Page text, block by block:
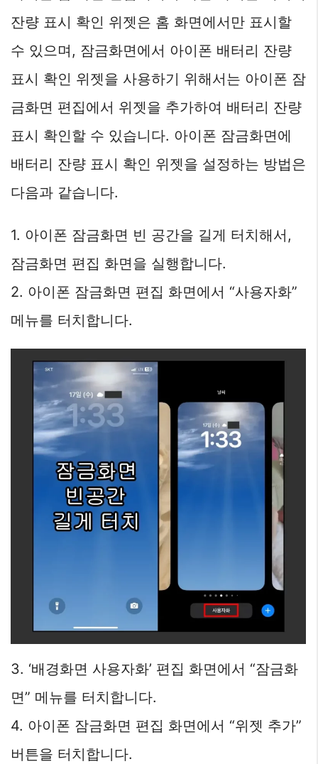
잔량 표시 확인 위젯은 홈 화면에서만 표시할
수 있으며, 잠금화면에서 아이폰 배터리 잔량
표시 확인 위젯을 사용하기 위해서는 아이폰 잠
금화면 편집에서 위젯을 추가하여 배터리 잔량
표시 확인할 수 있습니다. 아이폰 잠금화면에
배터리 잔량 표시 확인 위젯을 설정하는 방법은
다음과 같습니다.
1. 아이폰 잠금화면 빈 공간을 길게 터치해서,
잠금화면 편집 화면을 실행합니다.
2. 아이폰 잠금화면 편집 화면에서 “사용자화”
메뉴를 터치합니다.
3. ‘배경화면 사용자화’ 편집 화면에서 “잠금화
면” 메뉴를 터치합니다.
4. 아이폰 잠금화면 편집 화면에서 “위젯 추가”
버튼을 터치합니다.